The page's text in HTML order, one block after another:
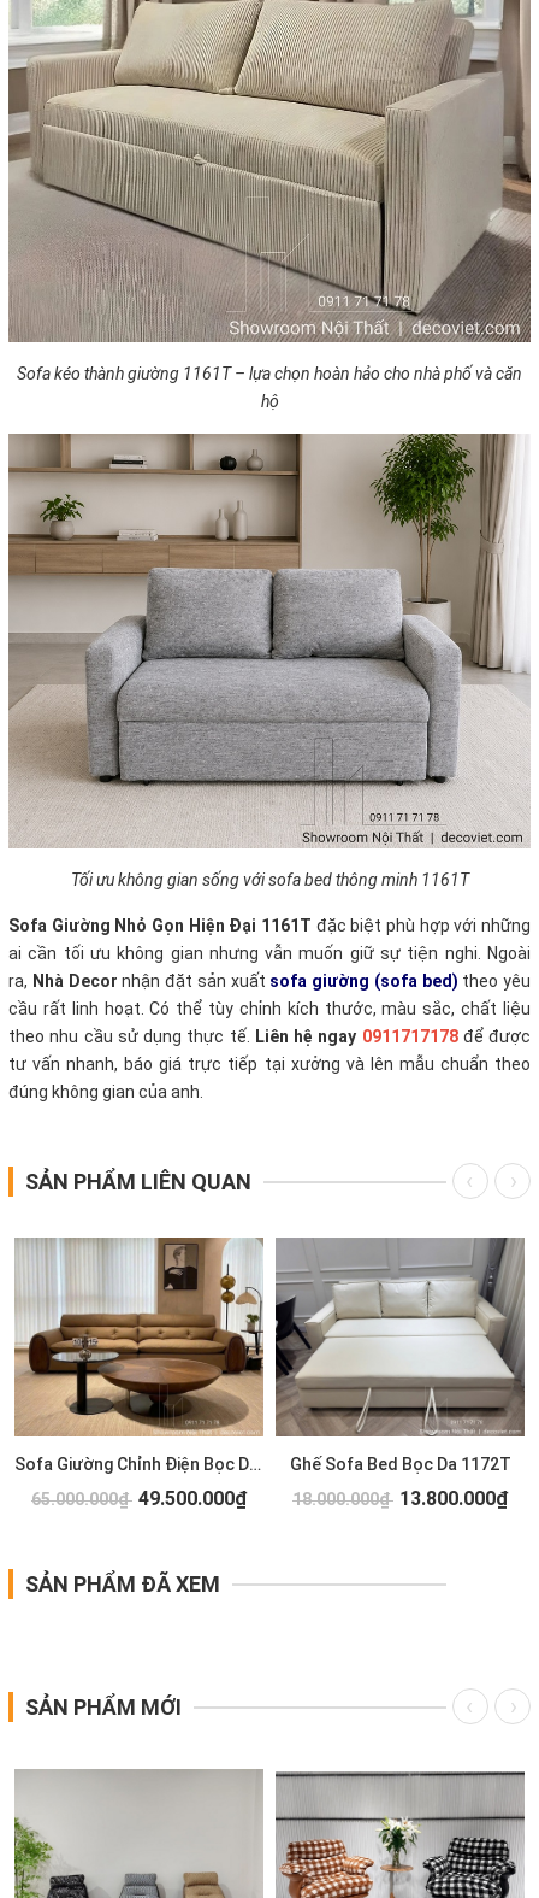
Sofa kéo thành giường 1161T – lựa chọn hoàn hảo cho nhà phố và căn
hộ
Tối ưu không gian sống với sofa bed thông minh 1161T
Sofa Giường Nhỏ Gọn Hiện Đại 1161T đặc biệt phù hợp với những
ai cần tối ưu không gian nhưng vẫn muốn giữ sự tiện nghi. Ngoài
ra, Nhà Decor nhận đặt sản xuất sofa giường (sofa bed) theo yêu
cầu rất linh hoạt. Có thể tùy chỉnh kích thước, màu sắc, chất liệu
theo nhu cầu sử dụng thực tế.
Liên hệ ngay 0911717178để được
tư vấn nhanh, báo giá trực tiếp tại xưởng và lên mẫu chuẩn theo
đúng không gian của anh.
SẢN PHẨM LIÊN QUAN
Sofa Giường Chỉnh Điện Bọc Da Bò 1177T
65.000.000₫ 49.500.000₫
Ghế Sofa Bed Bọc Da 1172T
18.000.000₫ 13.800.000₫
SẢN PHẨM ĐÃ XEM
SẢN PHẨM MỚI